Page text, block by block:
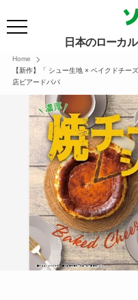
日本のローカ
Home
【新作】「 シュー生地 × ベイクドチー
店ビアードパパ